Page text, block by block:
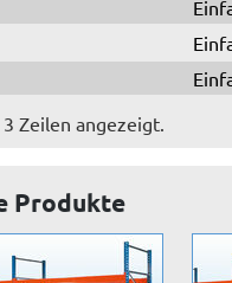
Zeilen angezeigt.
Produkte